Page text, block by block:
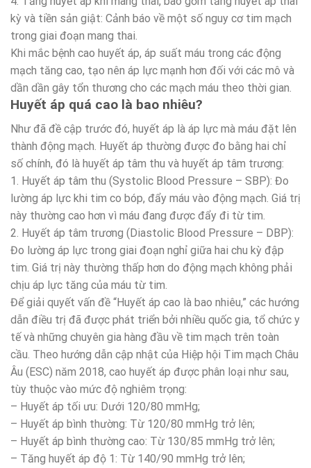
kỳ và tiền sản giật: Cảnh báo về một số nguy cơ tim mạch
trong giai đoạn mang thai.
Khi mắc bệnh cao huyết áp, áp suất máu trong các động
mạch tăng cao, tạo nên áp lực mạnh hơn đối với các mô và
dần dần gây tổn thương cho các mạch máu theo thời gian.
Huyết áp quá cao là bao nhiêu?
Như đã đề cập trước đó, huyết áp là áp lực mà máu đặt lên
thành động mạch. Huyết áp thường được đo bằng hai chỉ
số chính, đó là huyết áp tâm thu và huyết áp tâm trương:
1. Huyết áp tâm thu (Systolic Blood Pressure – SBP): Đo
lường áp lực khi tim co bóp, đẩy máu vào động mạch. Giá trị
này thường cao hơn vì máu đang được đẩy đi từ tim.
2. Huyết áp tâm trương (Diastolic Blood Pressure – DBP):
Đo lường áp lực trong giai đoạn nghỉ giữa hai chu kỳ đập
tim. Giá trị này thường thấp hơn do động mạch không phải
chịu áp lực tăng của máu từ tim.
Để giải quyết vấn đề “Huyết áp cao là bao nhiêu,” các hướng
dẫn điều trị đã được phát triển bởi nhiều quốc gia, tổ chức y
tế và những chuyên gia hàng đầu về tim mạch trên toàn
cầu. Theo hướng dẫn cập nhật của Hiệp hội Tim mạch Châu
Âu (ESC) năm 2018, cao huyết áp được phân loại như sau,
tùy thuộc vào mức độ nghiêm trọng:
– Huyết áp tối ưu: Dưới 120/80 mmHg;
– Huyết áp bình thường: Từ 120/80 mmHg trở lên;
– Huyết áp bình thường cao: Từ 130/85 mmHg trở lên;
– Tăng huyết áp độ 1: Từ 140/90 mmHg trở lên;